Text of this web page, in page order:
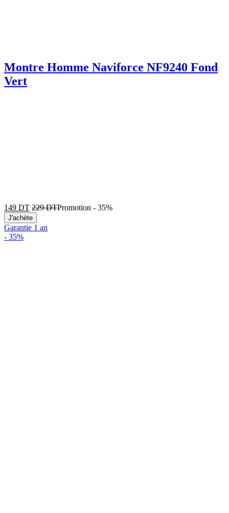
Montre Homme Naviforce NF9240 Fond
Vert
149 DT 229DTPromotion - 35%
J'achète
Garantie 1 an
- 35%